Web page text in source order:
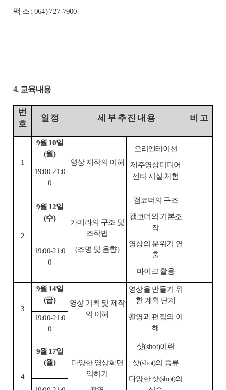
팩 스 : 064) 727-7900
4. 교육내용
번
호
일 정 세 부 추 진 내 용 비 고
1
9월 10일
(월)
영상 제작의 이해
오리엔테이션
제주영상미디어
센터 시설 체험
19:00-21:0
0
2
9월 12일
(수)
카메라의 구조 및
조작법
(조명 및 음향)
캠코더의 구조
캠코더의 기본조
작
영상의 분위기 연
출
마이크 활용
19:00-21:0
0
3
9월 14일
(금)
영상 기획 및 제작
의 이해
영상을 만들기 위
한 계획 단계
촬영과 편집의 이
해
19:00-21:0
0
4
9월 17일
(월)
다양한 영상화면
익히기
샷(shot)이란
샷(shot)의 종류
다양한 샷(shot)의